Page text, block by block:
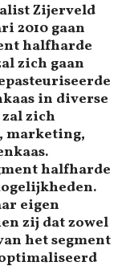
Zijerveld
2010 gaan
halfharde
zich gaan
in diverse
zich
marketing,
halfharde
eigen
zij dat zowel
het segment